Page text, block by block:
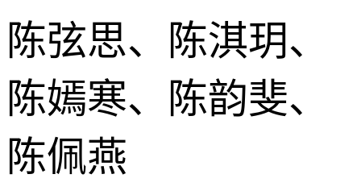
陈弦思、陈淇玥、
陈嫣寒、陈韵斐、
陈佩燕